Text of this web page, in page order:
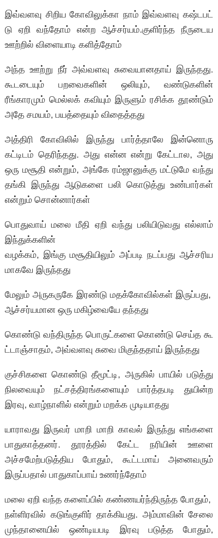
இவ்வளவு சிறிய கோவிலுக்கா நாம் இவ்வளவு கஷ்டபட்
டு ஏறி வந்தோம் என்ற ஆச்சர்யம்.குளிர்ந்த நீருடைய
ஊற்றில் விளையாடி களித்தோம்
அந்த ஊற்று நீர் அவ்வளவு சுவையானதாய் இருந்தது.
கூடடையும் பறவைகளின் ஒலியும், வண்டுகளின்
ரீங்காரமும் மெல்லக் கவியும் இருளும் ரசிக்க தூண்டும்
அதே சமயம், பயத்தையும் விதைத்தது
அத்திரி கோவிலில் இருந்து பார்த்தாலே இன்னொரு
கட்டிடம் தெரிந்தது. அது என்ன என்று கேட்டால, அது
ஒரு மசூதி என்றும், அங்கே ரம்ஜானுக்கு மட்டுமே வந்து
தங்கி இருந்து ஆடுகளை பலி கொடுத்து உண்பார்கள்
என்றும் சொன்னார்கள்
பொதுவாய் மலை மீதி ஏறி வந்து பலியிடுவது எல்லாம்
இந்துக்களின்
வழக்கம், இங்கு மசூதியிலும் அப்படி நடப்பது ஆச்சரிய
மாகவே இருந்தது
மேலும் அருகருகே இரண்டு மதக்கோவில்கள் இருப்பது,
ஆச்சர்யமான ஒரு மகிழ்வையே தந்தது
கொண்டு வந்திருந்த பொருட்களை கொண்டு செய்த கூ
ட்டாஞ்சாதம், அவ்வளவு சுவை மிகுந்ததாய் இருந்தது
குச்சிகளை கொண்டு தீமூட்டி, அருகில் பாயில் படுத்து
நிலவையும் நட்சத்திரங்களையும் பார்த்தபடி துயின்ற
இரவு, வாழ்நாளில் என்றும் மறக்க முடியாதது
யாராவது இருவர் மாறி மாறி காவல் இருந்து எங்களை
பாதுகாத்தனர். தூரத்தில் கேட்ட நரியின் ஊளை
அச்சமேற்படுத்திய போதும், கூட்டமாய் அனைவரும்
இருப்பதால் பாதுகாப்பாய் உணர்ந்தோம்
மலை ஏறி வந்த களைப்பில் கண்ணயர்ந்திருந்த போதும்,
நள்ளிரவில் கடுங்குளிர் தாக்கியது. அம்மாவின் சேலை
முந்தானையில் ஒண்டியபடி இரவு படுத்த போதும்,